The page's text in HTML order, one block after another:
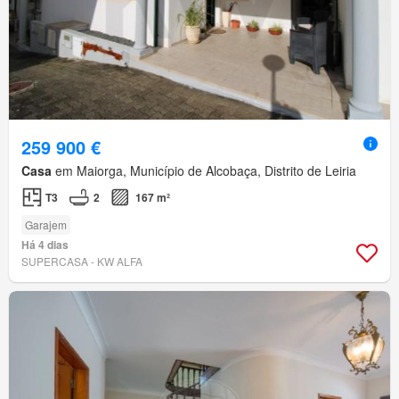
259 900 €
Casa em Maiorga, Município de Alcobaça, Distrito de Leiria
T3 2 167 m²
Garajem
Há 4 dias
SUPERCASA - KW ALFA